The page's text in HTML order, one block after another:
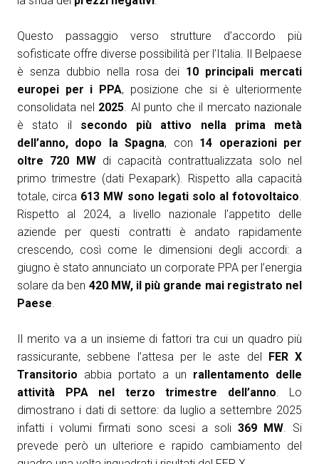
Questo passaggio verso strutture d’accordo più
sofisticate offre diverse possibilità per l’Italia. Il Belpaese
è senza dubbio nella rosa dei 10 principali mercati
europei per i PPA, posizione che si è ulteriormente
consolidata nel 2025. Al punto che il mercato nazionale
è stato il secondo più attivo nella prima metà
dell’anno, dopo la Spagna, con 14 operazioni per
oltre 720 MWdi capacità contrattualizzata solo nel
primo trimestre (dati Pexapark). Rispetto alla capacità
totale, circa 613 MW sono legati solo al fotovoltaico.
Rispetto al 2024, a livello nazionale l'appetito delle
aziende per questi contratti è andato rapidamente
crescendo, così come le dimensioni degli accordi: a
giugno è stato annunciato un corporate PPA per l’energia
solare da ben 420 MW, il più grande mai registrato nel
Paese.
Il merito va a un insieme di fattori tra cui un quadro più
rassicurante, sebbene l’attesa per le aste del FER X
Transitorio abbia portato a un rallentamento delle
attività PPA nel terzo trimestre dell’anno. Lo
dimostrano i dati di settore: da luglio a settembre 2025
infatti i volumi firmati sono scesi a soli 369 MW. Si
prevede però un ulteriore e rapido cambiamento del